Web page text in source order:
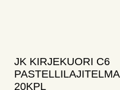
JK KIRJEKUORI C6
PASTELLILAJITELMA
20KPL